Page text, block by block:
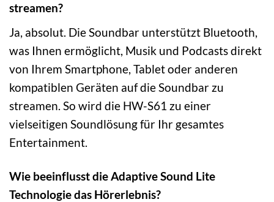
streamen?
Ja, absolut. Die Soundbar unterstützt Bluetooth,
was Ihnen ermöglicht, Musik und Podcasts direkt
von Ihrem Smartphone, Tablet oder anderen
kompatiblen Geräten auf die Soundbar zu
streamen. So wird die HW-S61 zu einer
vielseitigen Soundlösung für Ihr gesamtes
Entertainment.
Wie beeinflusst die Adaptive Sound Lite
Technologie das Hörerlebnis?